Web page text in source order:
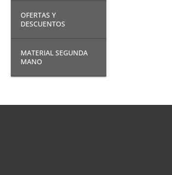
OFERTAS Y
DESCUENTOS
MATERIAL SEGUNDA
MANO